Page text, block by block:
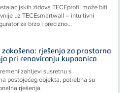
zidova TECEprofil može biti
uz TECEsmartwall – intuitivni
za brzo i precizno...
zakošeno: rješenja za prostorna
pri renoviranju kupaonica
zahtjevi susretnu s
postojećeg objekta, potrebna su
rješenja.